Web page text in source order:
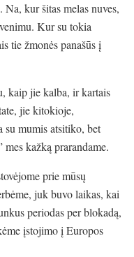
kur šitas melas nuves,
Kur su tokia
tie žmonės panašūs į
kaip jie kalba, ir kartais
jie kitokioje,
su mumis atsitiko, bet
kažką prarandame.
prie mūsų
juk buvo laikas, kai
periodas per blokadą,
įstojimo į Europos